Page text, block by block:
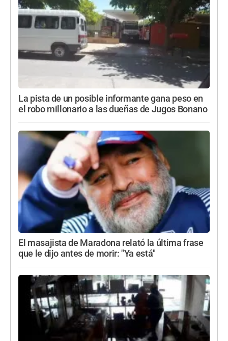
La pista de un posible informante gana peso en
el robo millonario a las dueñas de Jugos Bonano
El masajista de Maradona relató la última frase
que le dijo antes de morir: "Ya está"